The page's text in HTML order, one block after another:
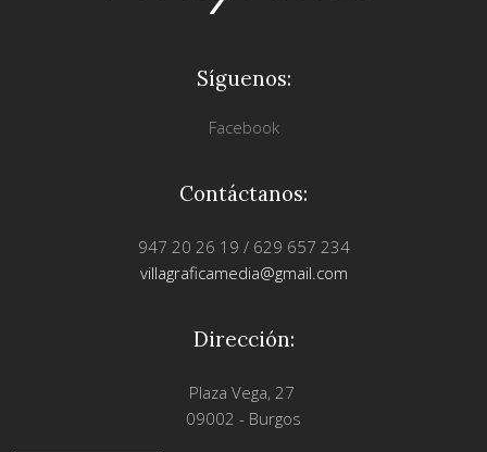
Síguenos:
Facebook
Contáctanos:
947 20 26 19 / 629 657 234
villagraficamedia@gmail.com
Dirección:
Plaza Vega, 27
09002 - Burgos